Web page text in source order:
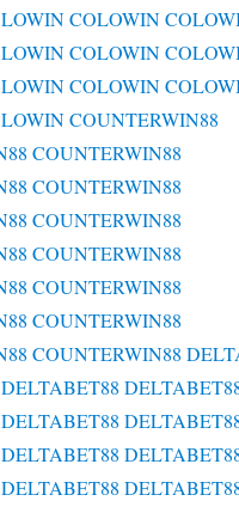
COLOWIN
COLOWIN
COLOWIN
COUNTERWIN88
COUNTERWIN88
COUNTERWIN88
COUNTERWIN88
COUNTERWIN88
COUNTERWIN88
COUNTERWIN88
COUNTERWIN88
DELTABET88
DELTABET88
DELTABET88
DELTABET88